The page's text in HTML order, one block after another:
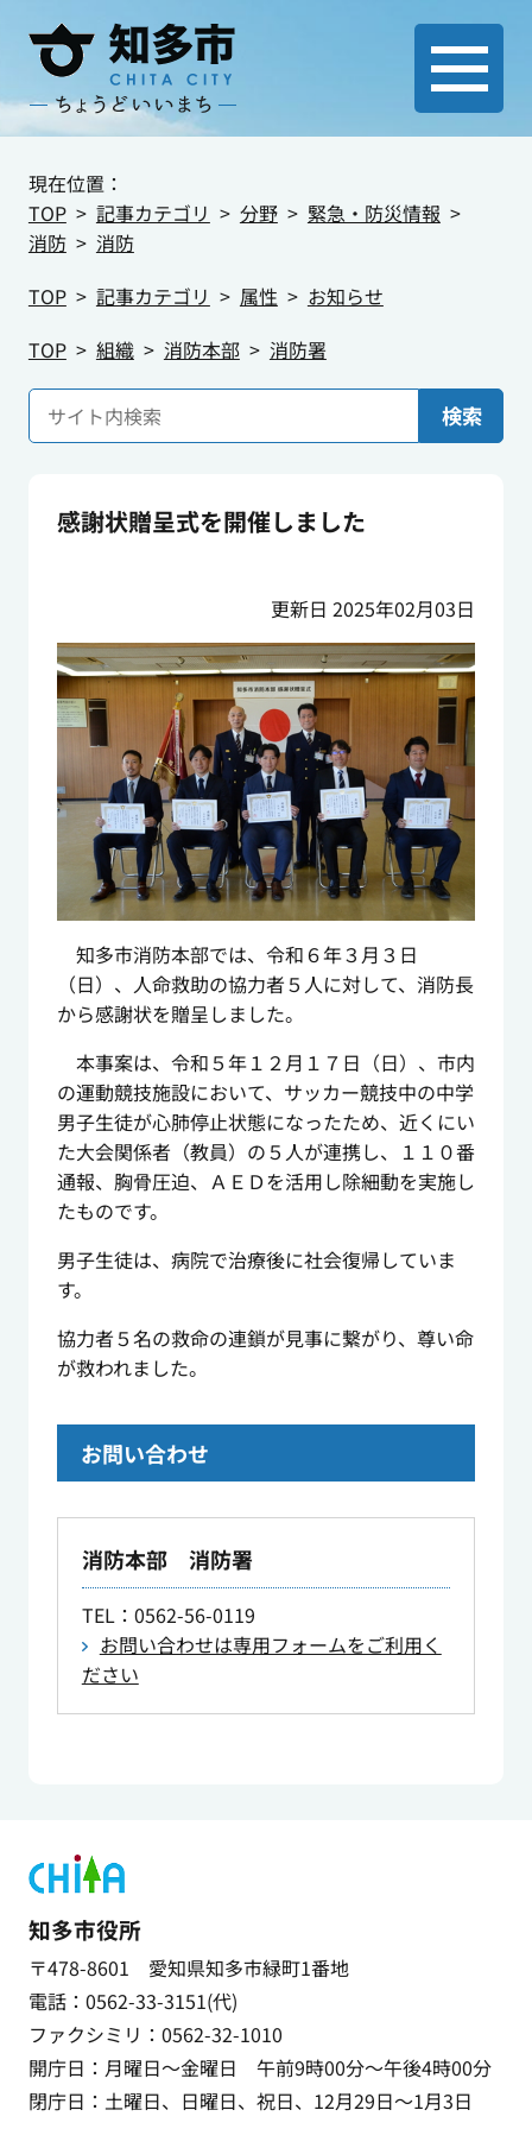
現在位置：
TOP
記事カテゴリ 分野
緊急・防災情報
消防
消防
TOP
記事カテゴリ 属性
お知らせ
TOP
組織 消防本部 消防署
検索
感謝状贈呈式を開催しました
更新日 2025年02月03日
知多市消防本部では、令和６年３月３日
（日）、人命救助の協力者５人に対して、消防長
から感謝状を贈呈しました。
本事案は、令和５年１２月１７日（日）、市内
の運動競技施設において、サッカー競技中の中学
男子生徒が心肺停止状態になったため、近くにい
た大会関係者（教員）の５人が連携し、１１０番
通報、胸骨圧迫、ＡＥＤを活用し除細動を実施し
たものです。
男子生徒は、病院で治療後に社会復帰していま
す。
協力者５名の救命の連鎖が見事に繋がり、尊い命
が救われました。
お問い合わせ
消防本部 消防署
TEL：0562-56-0119
お問い合わせは専用フォームをご利用く
ださい
知多市役所
〒478-8601 愛知県知多市緑町1番地
電話：0562-33-3151(代)
ファクシミリ：0562-32-1010
開庁日：月曜日～金曜日 午前9時00分～午後4時00分
閉庁日：土曜日、日曜日、祝日、12月29日～1月3日